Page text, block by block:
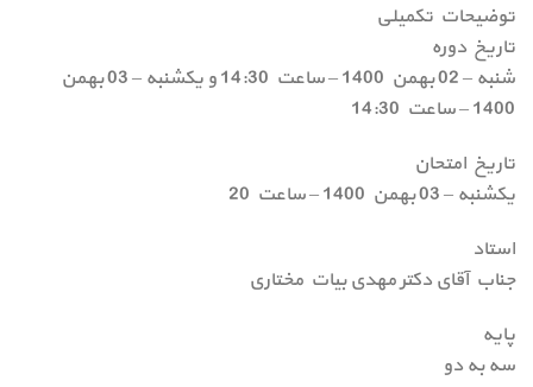
توضیحات تکمیلی
تاریخ دوره
شنبه – 02 بهمن 1400 – ساعت 14:30 و یکشنبه – 03 بهمن
1400 – ساعت 14:30
تاریخ امتحان
یکشنبه – 03 بهمن 1400 – ساعت 20
استاد
جناب آقای دکتر مهدی بیات مختاری
پایه
سه به دو